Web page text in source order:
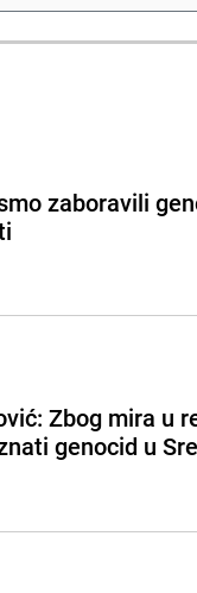
zaboravili
Zbog mira u
genocid u